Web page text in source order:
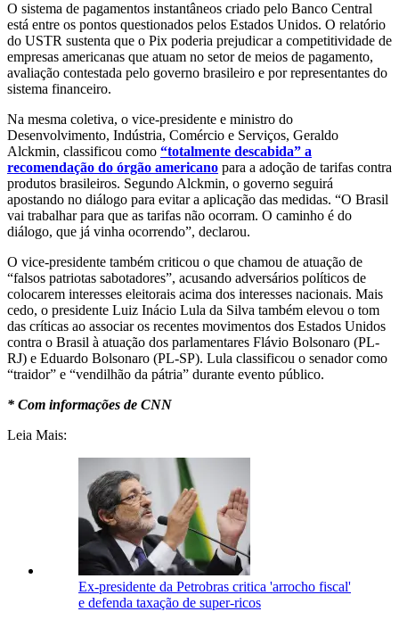
O sistema de pagamentos instantâneos criado pelo Banco Central
está entre os pontos questionados pelos Estados Unidos. O relatório
do USTR sustenta que o Pix poderia prejudicar a competitividade de
empresas americanas que atuam no setor de meios de pagamento,
avaliação contestada pelo governo brasileiro e por representantes do
sistema financeiro.
Na mesma coletiva, o vice-presidente e ministro do
Desenvolvimento, Indústria, Comércio e Serviços, Geraldo
Alckmin, classificou como “totalmente descabida” a
recomendação do órgão americano para a adoção de tarifas contra
produtos brasileiros. Segundo Alckmin, o governo seguirá
apostando no diálogo para evitar a aplicação das medidas. “O Brasil
vai trabalhar para que as tarifas não ocorram. O caminho é do
diálogo, que já vinha ocorrendo”, declarou.
O vice-presidente também criticou o que chamou de atuação de
“falsos patriotas sabotadores”, acusando adversários políticos de
colocarem interesses eleitorais acima dos interesses nacionais. Mais
cedo, o presidente Luiz Inácio Lula da Silva também elevou o tom
das críticas ao associar os recentes movimentos dos Estados Unidos
contra o Brasil à atuação dos parlamentares Flávio Bolsonaro (PL-
RJ) e Eduardo Bolsonaro (PL-SP). Lula classificou o senador como
“traidor” e “vendilhão da pátria” durante evento público.
* Com informações de CNN
Leia Mais:
Ex-presidente da Petrobras critica 'arrocho fiscal'
e defenda taxação de super-ricos